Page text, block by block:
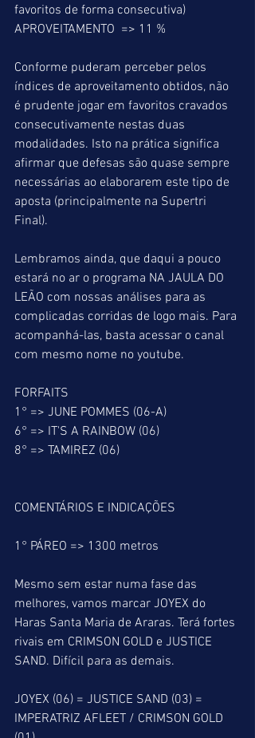
favoritos de forma consecutiva)
APROVEITAMENTO  => 11 %
Conforme puderam perceber pelos
índices de aproveitamento obtidos, não
é prudente jogar em favoritos cravados
consecutivamente nestas duas
modalidades. Isto na prática significa
afirmar que defesas são quase sempre
necessárias ao elaborarem este tipo de
aposta (principalmente na Supertri
Final).
Lembramos ainda, que daqui a pouco
estará no ar o programa NA JAULA DO
LEÃO com nossas análises para as
complicadas corridas de logo mais. Para
acompanhá-las, basta acessar o canal
com mesmo nome no youtube.
FORFAITS
1° => JUNE POMMES (06-A)
6° => IT'S A RAINBOW (06)
8° => TAMIREZ (06)
COMENTÁRIOS E INDICAÇÕES
1° PÁREO => 1300 metros
Mesmo sem estar numa fase das
melhores, vamos marcar JOYEX do
Haras Santa Maria de Araras. Terá fortes
rivais em CRIMSON GOLD e JUSTICE
SAND. Difícil para as demais.
JOYEX (06) = JUSTICE SAND (03) =
IMPERATRIZ AFLEET / CRIMSON GOLD